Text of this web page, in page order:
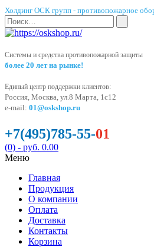
Холдинг ОСК групп - противопожарное
Системы и средства противопожарной защиты
более 20 лет на рынке!
Единый центр поддержки клиентов:
Россия, Москва, ул.8 Марта, 1с12
e-mail: 01@oskshop.ru
+7(495)785-55-01
(0) - руб. 0.00
Меню
Главная
Продукция
О компании
Оплата
Доставка
Контакты
Корзина